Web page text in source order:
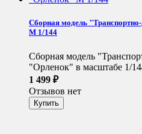
Сборная модель
М 1/144
Сборная модель
"Орленок" в масштабе 1/
1 499 ₽
Отзывов нет